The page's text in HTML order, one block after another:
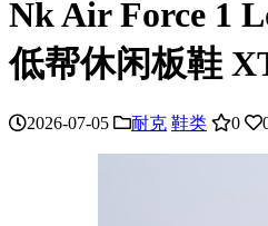
Nk Air Force 1
低帮休闲板鞋
2026-07-05 耐克 鞋类 0